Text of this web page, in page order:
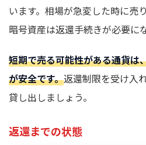
います。相場が急変した時に売
暗号資産は返還手続きが必要に
短期で売る可能性がある通貨は
が安全です。返還制限を受け入
貸し出しましょう。
返還までの状態